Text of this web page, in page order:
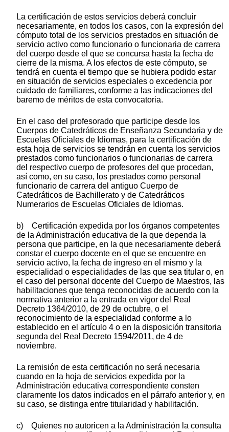
La certificación de estos servicios deberá concluir
necesariamente, en todos los casos, con la expresión del
cómputo total de los servicios prestados en situación de
servicio activo como funcionario o funcionaria de carrera
del cuerpo desde el que se concursa hasta la fecha de
cierre de la misma. A los efectos de este cómputo, se
tendrá en cuenta el tiempo que se hubiera podido estar
en situación de servicios especiales o excedencia por
cuidado de familiares, conforme a las indicaciones del
baremo de méritos de esta convocatoria.
En el caso del profesorado que participe desde los
Cuerpos de Catedráticos de Enseñanza Secundaria y de
Escuelas Oficiales de Idiomas, para la certificación de
esta hoja de servicios se tendrán en cuenta los servicios
prestados como funcionarios o funcionarias de carrera
del respectivo cuerpo de profesores del que procedan,
así como, en su caso, los prestados como personal
funcionario de carrera del antiguo Cuerpo de
Catedráticos de Bachillerato y de Catedráticos
Numerarios de Escuelas Oficiales de Idiomas.
b) Certificación expedida por los órganos competentes
de la Administración educativa de la que dependa la
persona que participe, en la que necesariamente deberá
constar el cuerpo docente en el que se encuentre en
servicio activo, la fecha de ingreso en el mismo y la
especialidad o especialidades de las que sea titular o, en
el caso del personal docente del Cuerpo de Maestros, las
habilitaciones que tenga reconocidas de acuerdo con la
normativa anterior a la entrada en vigor del Real
Decreto 1364/2010, de 29 de octubre, o el
reconocimiento de la especialidad conforme a lo
establecido en el artículo 4 o en la disposición transitoria
segunda del Real Decreto 1594/2011, de 4 de
noviembre.
La remisión de esta certificación no será necesaria
cuando en la hoja de servicios expedida por la
Administración educativa correspondiente consten
claramente los datos indicados en el párrafo anterior y, en
su caso, se distinga entre titularidad y habilitación.
c) Quienes no autoricen a la Administración la consulta